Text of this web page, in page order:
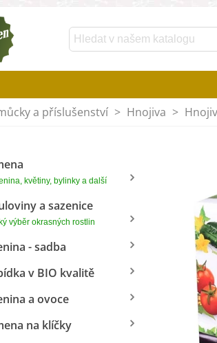
a příslušenství > Hnojiva >
květiny, bylinky a další
a sazenice
výběr okrasných rostlin
- sadba
v BIO kvalitě
a ovoce
na klíčky